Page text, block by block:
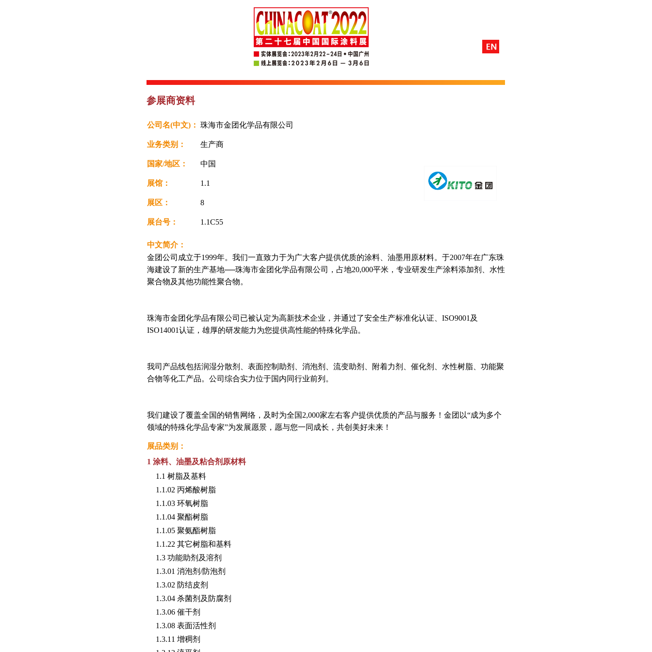
参展商资料
公司名(中文)： 珠海市金团化学品有限公司
业务类别： 生产商
国家/地区： 中国
展馆： 1.1
展区： 8
展台号： 1.1C55
中文简介：
金团公司成立于1999年。我们一直致力于为广大客户提供优质的涂料、油墨用原材料。于2007年在广东珠
海建设了新的生产基地──珠海市金团化学品有限公司，占地20,000平米，专业研发生产涂料添加剂、水性
聚合物及其他功能性聚合物。
珠海市金团化学品有限公司已被认定为高新技术企业，并通过了安全生产标准化认证、ISO9001及
ISO14001认证，雄厚的研发能力为您提供高性能的特殊化学品。
我司产品线包括润湿分散剂、表面控制助剂、消泡剂、流变助剂、附着力剂、催化剂、水性树脂、功能聚
合物等化工产品。公司综合实力位于国内同行业前列。
我们建设了覆盖全国的销售网络，及时为全国2,000家左右客户提供优质的产品与服务！金团以“成为多个
领域的特殊化学品专家”为发展愿景，愿与您一同成长，共创美好未来！
展品类别：
1 涂料、油墨及粘合剂原材料
1.1 树脂及基料
1.1.02 丙烯酸树脂
1.1.03 环氧树脂
1.1.04 聚酯树脂
1.1.05 聚氨酯树脂
1.1.22 其它树脂和基料
1.3 功能助剂及溶剂
1.3.01 消泡剂/防泡剂
1.3.02 防结皮剂
1.3.04 杀菌剂及防腐剂
1.3.06 催干剂
1.3.08 表面活性剂
1.3.11 增稠剂